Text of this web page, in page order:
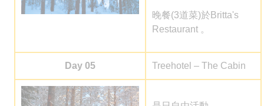
晚餐(3道菜)於 Britta's
Restaurant 。
Day 05 Treehotel – The Cabin